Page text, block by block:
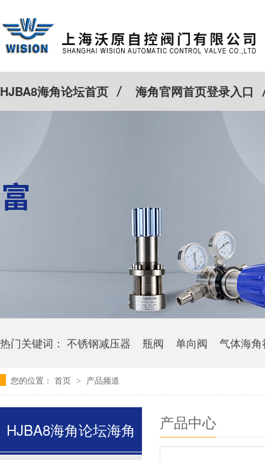
HJBA8海角论坛首页 海角官网首页登录入口
热门关键词： 不锈钢减压器 瓶阀 单向阀 气体海
您的位置： 首页 > 产品频道
产品中心
HJBA8海角论坛海角